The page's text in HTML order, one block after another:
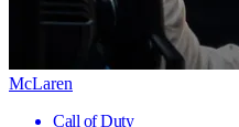
McLaren
Call of Duty